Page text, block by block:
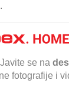
.
se na
fotografije i